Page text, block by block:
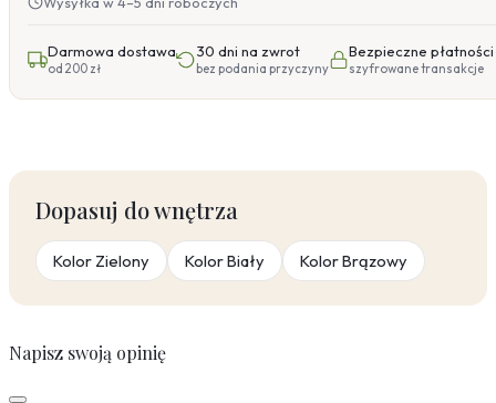
Darmowa dostawa
od 200 zł
30 dni na zwrot
bez podania przyczyny
Bezpieczne płatności
szyfrowane transakcje
Dopasuj do wnętrza
Kolor Zielony Kolor Biały Kolor Brązowy
Napisz swoją opinię